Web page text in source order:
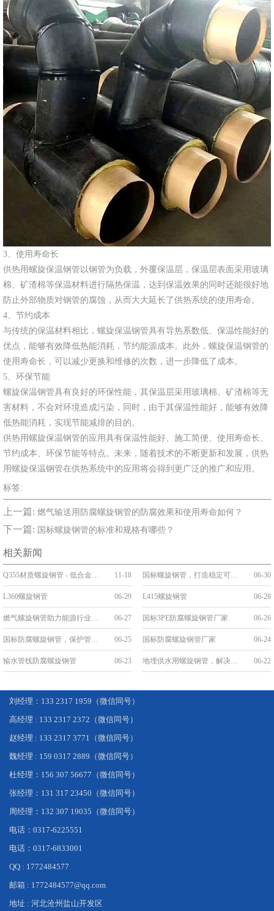
3、使用寿命长
供热用螺旋保温钢管以钢管为负载，外覆保温层，保温层表面采用玻璃
棉、矿渣棉等保温材料进行隔热保温，达到保温效果的同时还能很好地
防止外部物质对钢管的腐蚀，从而大大延长了供热系统的使用寿命。
4、节约成本
与传统的保温材料相比，螺旋保温钢管具有导热系数低、保温性能好的
优点，能够有效降低热能消耗，节约能源成本。此外，螺旋保温钢管的
使用寿命长，可以减少更换和维修的次数，进一步降低了成本。
5、环保节能
螺旋保温钢管具有良好的环保性能，其保温层采用玻璃棉、矿渣棉等无
害材料，不会对环境造成污染，同时，由于其保温性能好，能够有效降
低热能消耗，实现节能减排的目的。
供热用螺旋保温钢管的应用具有保温性能好、施工简便、使用寿命长、
节约成本、环保节能等特点。未来，随着技术的不断更新和发展，供热
用螺旋保温钢管在供热系统中的应用将会得到更广泛的推广和应用。
标签:
上一篇: 燃气输送用防腐螺旋钢管的防腐效果和使用寿命如何？
下一篇: 国标螺旋钢管的标准和规格有哪些？
相关新闻
Q355材质螺旋钢管 - 低合金高强度工程优选管道 11-18 国标螺旋钢管，打造稳定可靠的管道工程 06-30
L360螺旋钢管 06-29 L415螺旋钢管 06-28
燃气螺旋钢管助力能源行业发展 06-27 国标3PE防腐螺旋钢管厂家 06-26
国标防腐螺旋钢管，保护管道安全，延长使用寿命 06-25 国标防腐螺旋钢管厂家 06-24
输水管线防腐螺旋钢管 06-23 地埋供水用螺旋钢管，解决城市供水难题 06-22
刘经理：133 2317 1959（微信同号）
高经理 : 133 2317 2372（微信同号）
赵经理 : 133 2317 3771（微信同号）
魏经理 : 159 0317 2889（微信同号）
杜经理：156 307 56677（微信同号）
张经理：131 317 23450（微信同号）
周经理：132 307 19035（微信同号）
电话：0317-6225551
电话：0317-6833001
QQ : 1772484577
邮箱 : 1772484577@qq.com
地址 : 河北沧州盐山开发区